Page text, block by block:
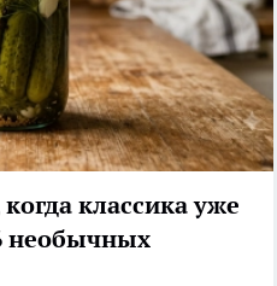
классика уже
необычных